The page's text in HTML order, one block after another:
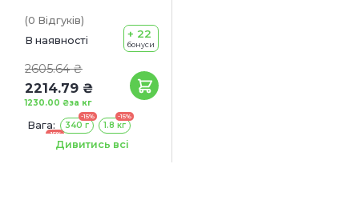
(0 Відгуків)
В наявності
2605.64 ₴
2214.79 ₴
за кг
1230.00 ₴
+ 22
бонуси
Вага:
-15%
340 г
-15%
1.8 кг
-15%
Дивитись всі